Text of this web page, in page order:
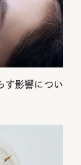
す影響につい